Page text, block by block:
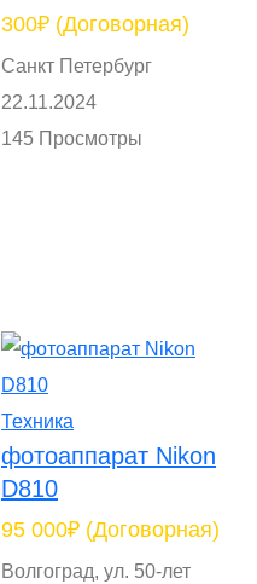
300₽ (Договорная)
Санкт Петербург
22.11.2024
145 Просмотры
Техника
фотоаппарат Nikon
D810
95 000₽ (Договорная)
Волгоград, ул. 50-лет